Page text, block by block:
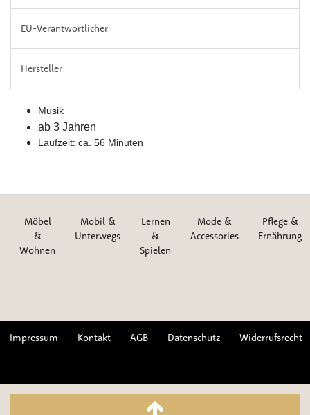
EU-Verantwortlicher
Hersteller
Musik
ab 3 Jahren
Laufzeit: ca. 56 Minuten
Möbel
&
Wohnen
Mobil &
Unterwegs
Lernen
&
Spielen
Mode &
Accessories
Pflege &
Ernährung
Impressum Kontakt AGB Datenschutz Widerrufsrecht